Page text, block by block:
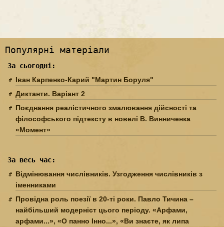
Популярні матеріали
За сьогодні:
Іван Карпенко-Карий "Мартин Боруля"
Диктанти. Варіант 2
Поєднання реалістичного змалювання дійсності та
філософського підтексту в новелі В. Винниченка
«Момент»
За весь час:
Відмінювання числівників. Узгодження числівників з
іменниками
Провідна роль поезії в 20-ті роки. Павло Тичина –
найбільший модерніст цього періоду. «Арфами,
арфами...», «О панно Інно...», «Ви знаєте, як липа